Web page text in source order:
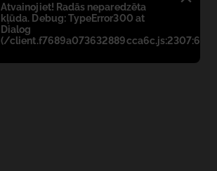
Błąd:
Atvainojiet! Radās neparedzēta
kļūda. Debug: TypeError300 at
Dialog
(/client.f7689a073632889cca6c.js:2307:698)